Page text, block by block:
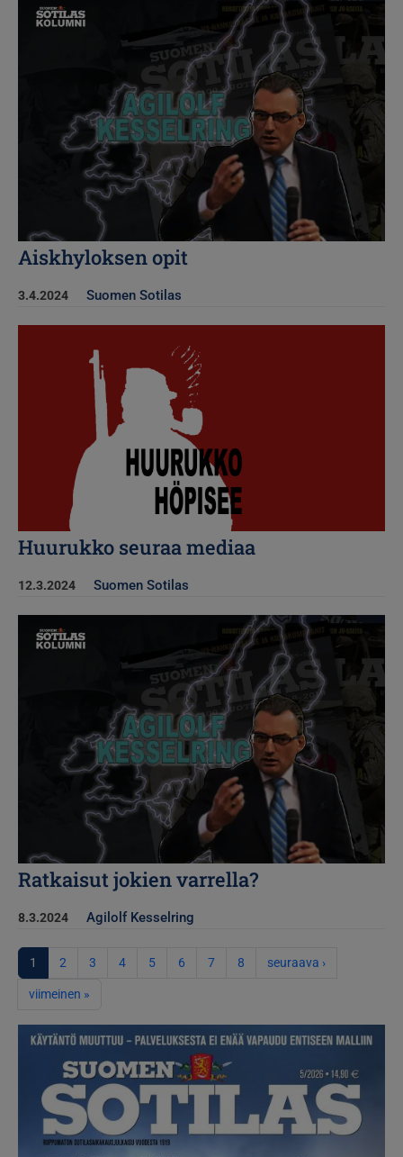
Aiskhyloksen opit
3.4.2024 Suomen Sotilas
Huurukko seuraa mediaa
12.3.2024 Suomen Sotilas
Kuva
Ratkaisut jokien varrella?
8.3.2024 Agilolf Kesselring
Sivutus
1 2 3 4 5 6 7 8 seuraava ›Seuraava sivu
viimeinen »